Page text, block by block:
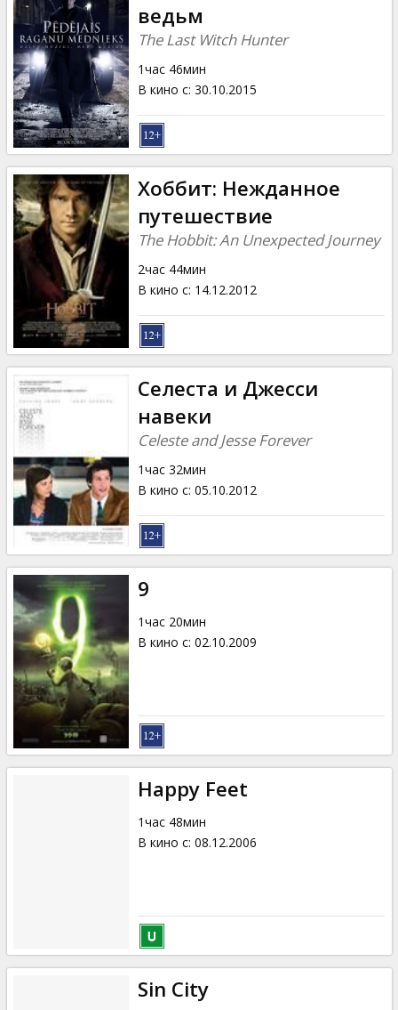
ведьм
The Last Witch Hunter
1час 46мин
В кино с: 30.10.2015
Хоббит: Нежданное
путешествие
The Hobbit: An Unexpected Journey
2час 44мин
В кино с: 14.12.2012
Селеста и Джесси
навеки
Celeste and Jesse Forever
1час 32мин
В кино с: 05.10.2012
9
1час 20мин
В кино с: 02.10.2009
Happy Feet
1час 48мин
В кино с: 08.12.2006
Sin City